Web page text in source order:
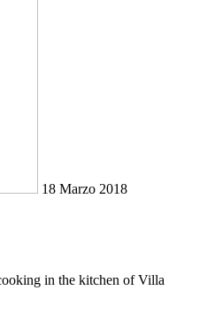
18 Marzo 2018
in the kitchen of Villa